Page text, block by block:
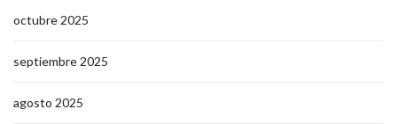
octubre 2025
septiembre 2025
agosto 2025